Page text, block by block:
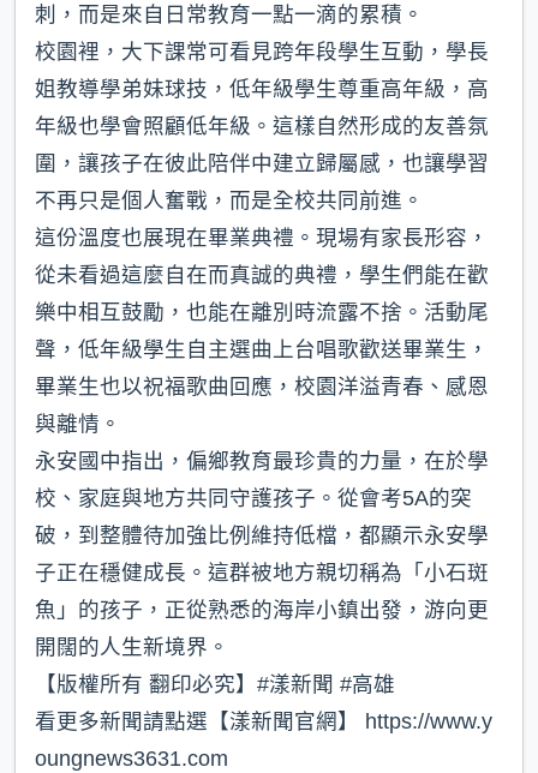
刺，而是來自日常教育一點一滴的累積。
校園裡，大下課常可看見跨年段學生互動，學長
姐教導學弟妹球技，低年級學生尊重高年級，高
年級也學會照顧低年級。這樣自然形成的友善氛
圍，讓孩子在彼此陪伴中建立歸屬感，也讓學習
不再只是個人奮戰，而是全校共同前進。
這份溫度也展現在畢業典禮。現場有家長形容，
從未看過這麼自在而真誠的典禮，學生們能在歡
樂中相互鼓勵，也能在離別時流露不捨。活動尾
聲，低年級學生自主選曲上台唱歌歡送畢業生，
畢業生也以祝福歌曲回應，校園洋溢青春、感恩
與離情。
永安國中指出，偏鄉教育最珍貴的力量，在於學
校、家庭與地方共同守護孩子。從會考5A的突
破，到整體待加強比例維持低檔，都顯示永安學
子正在穩健成長。這群被地方親切稱為「小石斑
魚」的孩子，正從熟悉的海岸小鎮出發，游向更
開闊的人生新境界。
【版權所有 翻印必究】#漾新聞 #高雄
看更多新聞請點選【漾新聞官網】 https://www.y
oungnews3631.com